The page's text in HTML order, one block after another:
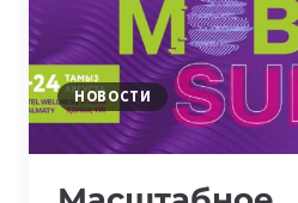
КОМПАНИЯМИ
НОВОСТИ